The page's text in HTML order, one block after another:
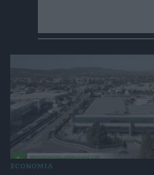
ECONOMIA